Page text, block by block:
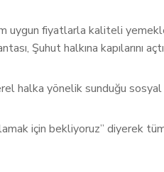
uygun fiyatlarla kaliteli
Şuhut halkına kapılarını
halka yönelik sunduğu
için bekliyoruz” diyerek